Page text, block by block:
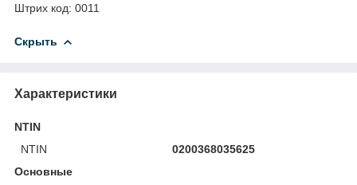
Штрих код: 0011
Скрыть
Характеристики
NTIN
NTIN
0200368035625
Основные